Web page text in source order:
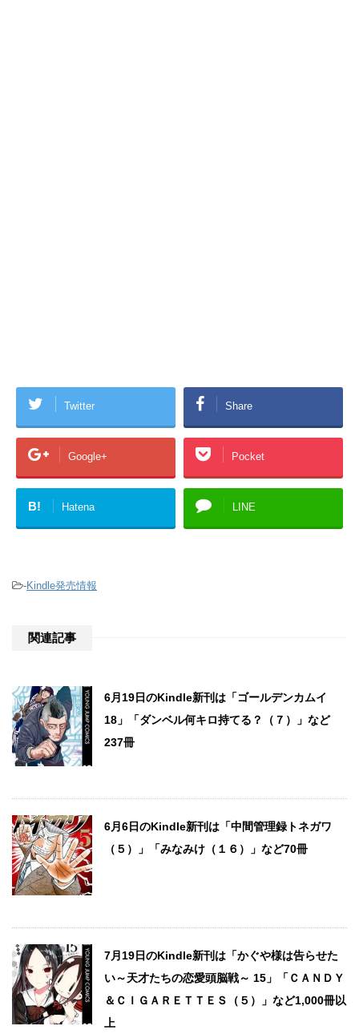
Twitter Share
Google+ Pocket
B! Hatena LINE
-Kindle発売情報
関連記事
6月19日のKindle新刊は「ゴールデンカムイ
18」「ダンベル何キロ持てる？（７）」など
237冊
6月6日のKindle新刊は「中間管理録トネガワ
（５）」「みなみけ（１６）」など70冊
7月19日のKindle新刊は「かぐや様は告らせた
い～天才たちの恋愛頭脳戦～ 15」「ＣＡＮＤＹ
＆ＣＩＧＡＲＥＴＴＥＳ（５）」など1,000冊以
上